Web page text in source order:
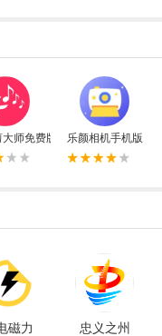
版
师免费版 乐颜相机手机版
磁力
忠义之州